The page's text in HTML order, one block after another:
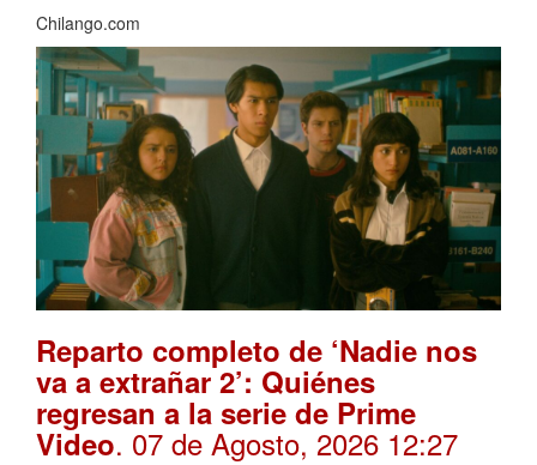
Chilango.com
Reparto completo de ‘Nadie nos
va a extrañar 2’: Quiénes
regresan a la serie de Prime
Video. 07 de Agosto, 2026 12:27